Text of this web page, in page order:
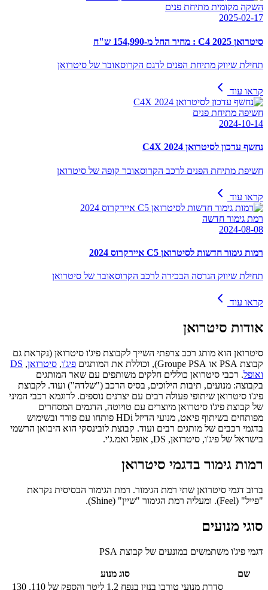
השקה מקומית מתיחת פנים
2025-02-17
סיטרואן C4 2025 : מחיר החל מ-154,990 ש"ח
תחילת שיווק מתיחת הפנים לדגם הקרוסאובר של סיטרואן
קראו עוד
חשיפה מתיחת פנים
2024-10-14
נחשף עדכון לסיטרואן C4X 2024
חשיפת מתיחת הפנים לרכב הקרוסאובר קופה של סיטרואן
קראו עוד
רמת גימור חדשה
2024-08-08
רמות גימור חדשות לסיטרואן C5 איירקרוס 2024
תחילת שיווק הגרסה הבכירה לרכב הקרוסאובר של סיטרואן
קראו עוד
אודות סיטרואן
סיטרואן הוא מותג רכב צרפתי השייך לקבוצת פיג'ו סיטרואן (נקראת גם
קבוצת PSA או Groupe PSA), וכוללת את המותגים
פיג'ו, סיטרואן,
DS
ואופל. רכבי סיטרואן כוללים חלקים משותפים עם שאר המותגים
בקבוצה: מנועים, תיבות הילוכים, בסיס הרכב ("שלדה") ועוד. לקבוצת
פיג'ו סיטרואן שיתופי פעולה רבים עם יצרנים נוספים. לדוגמא רכבי המיני
של קבוצת פיג'ו סיטרואן מיוצרים עם טויוטה, הדגמים המסחרים
מפותחים בשיתוף פיאט, מנועי הדיזל HDi פותחו עם פורד ובשימוש
בדגמי רכבים של מותגים רבים ועוד. קבוצת לובינסקי הוא היבואן הרשמי
בישראל של פיג'ו, סיטרואן, DS, אופל ואמ.ג'י.
רמות גימור בדגמי סיטרואן
ברוב דגמי סיטרואן שתי רמת הגימור. רמת הגימור הבסיסית נקראת
"פייל" (Feel). ומעליה רמת הגימור "שיין" (Shine).
סוגי מנועים
דגמי פיג'ו משתמשים במונעים של קבוצת PSA
שם סוג מנוע
סדרת מנועי טורבו בנזין בנפח 1.2 ליטר והספק של 110, 130